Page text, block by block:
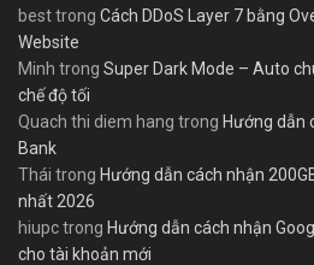
besttrong Cách DDoS Layer 7 bằng
Website
Minh trong Super Dark Mode – Auto
chế độ tối
Quach thi diem hang trong Hướng dẫn
Bank
Thái trong Hướng dẫn cách nhận
nhất 2026
hiupctrong Hướng dẫn cách nhận
cho tài khoản mới